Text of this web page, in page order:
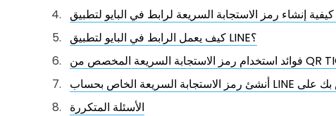
كيف يعمل الرابط في البايو لتطبيق LINE؟
الأسئلة المتكررة